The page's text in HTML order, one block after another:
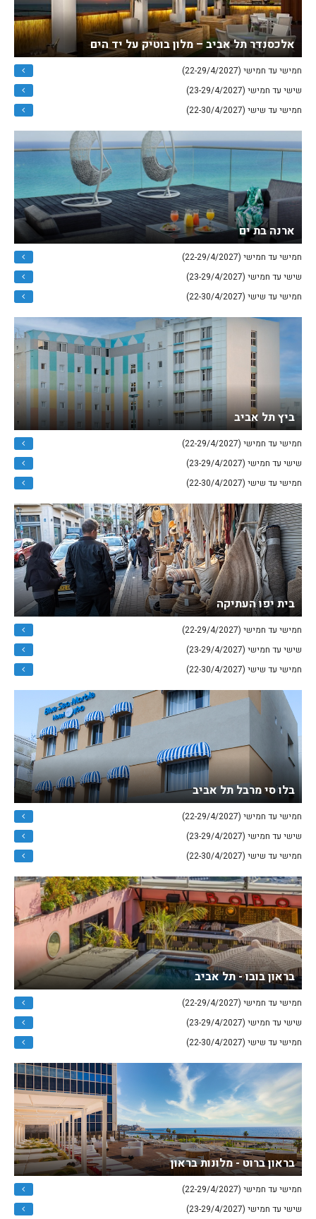
אלכסנדר תל אביב – מלון בוטיק על יד הים
חמישי עד חמישי (22-29/4/2027)
שישי עד חמישי (23-29/4/2027)
חמישי עד שישי (22-30/4/2027)
ארנה בת ים
חמישי עד חמישי (22-29/4/2027)
שישי עד חמישי (23-29/4/2027)
חמישי עד שישי (22-30/4/2027)
ביץ תל אביב
חמישי עד חמישי (22-29/4/2027)
שישי עד חמישי (23-29/4/2027)
חמישי עד שישי (22-30/4/2027)
בית יפו העתיקה
חמישי עד חמישי (22-29/4/2027)
שישי עד חמישי (23-29/4/2027)
חמישי עד שישי (22-30/4/2027)
בלו סי מרבל תל אביב
חמישי עד חמישי (22-29/4/2027)
שישי עד חמישי (23-29/4/2027)
חמישי עד שישי (22-30/4/2027)
בראון בובו - תל אביב
חמישי עד חמישי (22-29/4/2027)
שישי עד חמישי (23-29/4/2027)
חמישי עד שישי (22-30/4/2027)
בראון ברוט - מלונות בראון
חמישי עד חמישי (22-29/4/2027)
שישי עד חמישי (23-29/4/2027)